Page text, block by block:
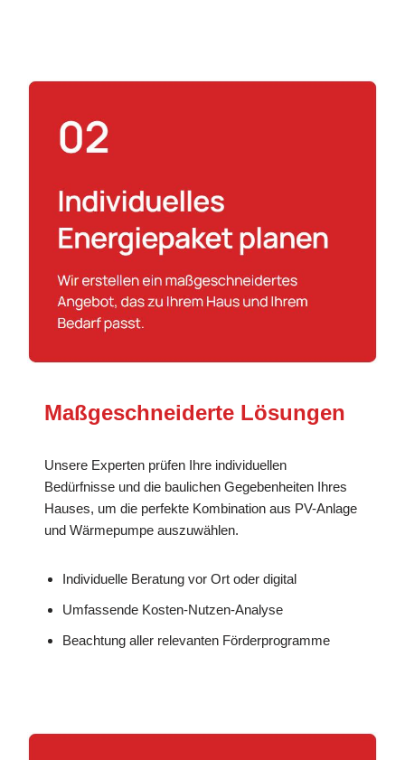
Maßgeschneiderte Lösungen
Unsere Experten prüfen Ihre individuellen
Bedürfnisse und die baulichen Gegebenheiten Ihres
Hauses, um die perfekte Kombination aus PV-Anlage
und Wärmepumpe auszuwählen.
Individuelle Beratung vor Ort oder digital
Umfassende Kosten-Nutzen-Analyse
Beachtung aller relevanten Förderprogramme